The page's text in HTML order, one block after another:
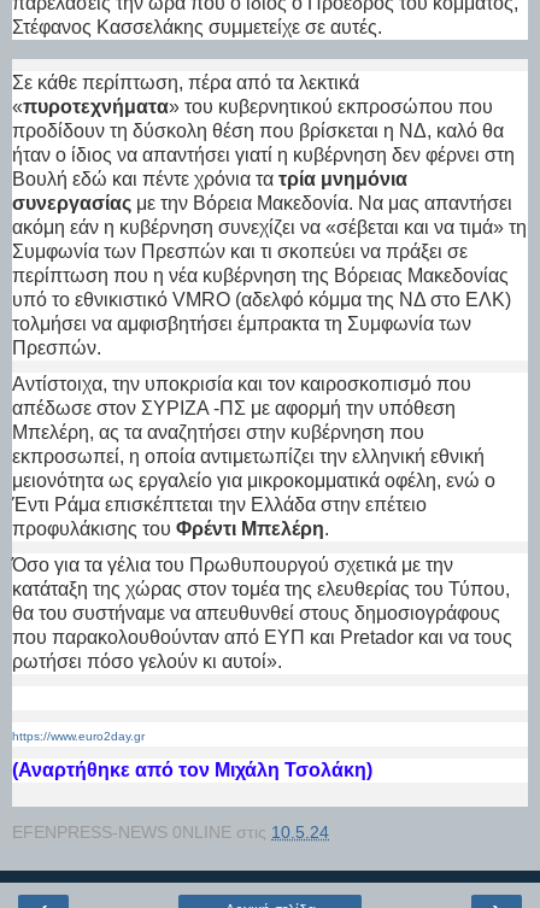
Στέφανος Κασσελάκης συμμετείχε σε αυτές.
Σε κάθε περίπτωση, πέρα από τα λεκτικά
«πυροτεχνήματα» του κυβερνητικού εκπροσώπου που
προδίδουν τη δύσκολη θέση που βρίσκεται η ΝΔ, καλό θα
ήταν ο ίδιος να απαντήσει γιατί η κυβέρνηση δεν φέρνει στη
Βουλή εδώ και πέντε χρόνια τα τρία μνημόνια
συνεργασίας με την Βόρεια Μακεδονία. Να μας απαντήσει
ακόμη εάν η κυβέρνηση συνεχίζει να «σέβεται και να τιμά» τη
Συμφωνία των Πρεσπών και τι σκοπεύει να πράξει σε
περίπτωση που η νέα κυβέρνηση της Βόρειας Μακεδονίας
υπό το εθνικιστικό VMRO (αδελφό κόμμα της ΝΔ στο ΕΛΚ)
τολμήσει να αμφισβητήσει έμπρακτα τη Συμφωνία των
Πρεσπών.
Αντίστοιχα, την υποκρισία και τον καιροσκοπισμό που
απέδωσε στον ΣΥΡΙΖΑ -ΠΣ με αφορμή την υπόθεση
Μπελέρη, ας τα αναζητήσει στην κυβέρνηση που
εκπροσωπεί, η οποία αντιμετωπίζει την ελληνική εθνική
μειονότητα ως εργαλείο για μικροκομματικά οφέλη, ενώ ο
Έντι Ράμα επισκέπτεται την Ελλάδα στην επέτειο
προφυλάκισης του Φρέντι Μπελέρη.
Όσο για τα γέλια του Πρωθυπουργού σχετικά με την
κατάταξη της χώρας στον τομέα της ελευθερίας του Τύπου,
θα του συστήναμε να απευθυνθεί στους δημοσιογράφους
που παρακολουθούνταν από ΕΥΠ και Pretador και να τους
ρωτήσει πόσο γελούν κι αυτοί».
https://www.euro2day.gr
(Αναρτήθηκε από τον Μιχάλη Τσολάκη)
EFENPRESS-NEWS 0NLINE στις 10.5.24